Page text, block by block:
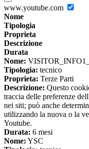
www.youtube.com
Nome
Tipologia
Proprieta
Descrizione
Durata
Nome:
Tipologia: tecnico
Proprieta: Terze Parti
Descrizione: Questo
traccia delle preferenze
nei siti; può anche
utilizzando la nuova o la
Youtube.
Durata: 6 mesi
Nome: YSC